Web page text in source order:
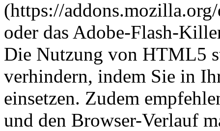
(https://
oder das Adobe-Flash-
Die Nutzung von HTML5
verhindern, indem Sie in
einsetzen. Zudem
und den Browser-Verlauf